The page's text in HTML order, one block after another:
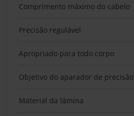
Comprimento máximo do cabelo
Precisão regulável
Apropriado para todo corpo
Objetivo do aparador de precisão
Material da lâmina